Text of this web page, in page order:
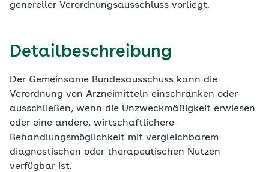
genereller Verordnungsausschluss vorliegt.
Detailbeschreibung
Der Gemeinsame Bundesausschuss kann die
Verordnung von Arzneimitteln einschränken oder
ausschließen, wenn die Unzweckmäßigkeit erwiesen
oder eine andere, wirtschaftlichere
Behandlungsmöglichkeit mit vergleichbarem
diagnostischen oder therapeutischen Nutzen
verfügbar ist.